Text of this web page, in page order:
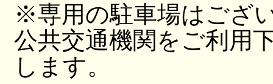
※専用の駐車場はござ
公共交通機関をご利用
します。